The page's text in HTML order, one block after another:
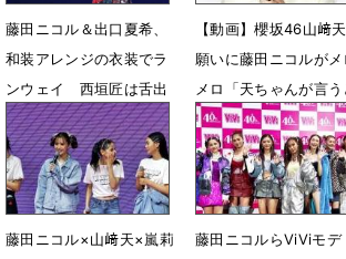
藤田ニコル＆出口夏希、
和装アレンジの衣装でラ
ンウェイ 西垣匠は舌出
しで大歓声
9月8日 13時19分
【動画】櫻坂46山﨑
願いに藤田ニコルがメ
メロ「天ちゃんが言う
可愛い」
2月22日 16時11分
藤田ニコル×山﨑天×嵐莉
藤田ニコルらViViモデ